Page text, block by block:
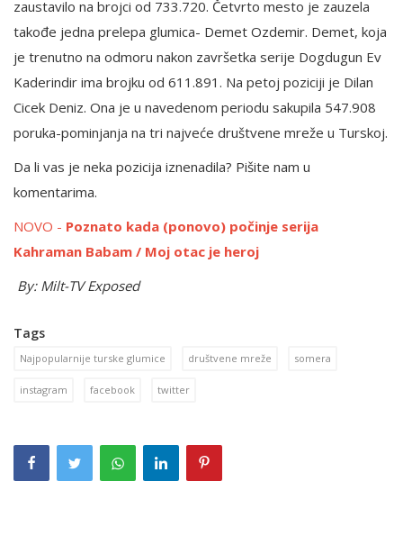
zaustavilo na brojci od 733.720. Četvrto mesto je zauzela
takođe jedna prelepa glumica- Demet Ozdemir. Demet, koja
je trenutno na odmoru nakon završetka serije Dogdugun Ev
Kaderindir ima brojku od 611.891. Na petoj poziciji je Dilan
Cicek Deniz. Ona je u navedenom periodu sakupila 547.908
poruka-pominjanja na tri najveće društvene mreže u Turskoj.
Da li vas je neka pozicija iznenadila? Pišite nam u
komentarima.
NOVO - Poznato kada (ponovo) počinje serija
Kahraman Babam / Moj otac je heroj
By: Milt-TV Exposed
Tags
Najpopularnije turske glumice društvene mreže somera
instagram facebook twitter